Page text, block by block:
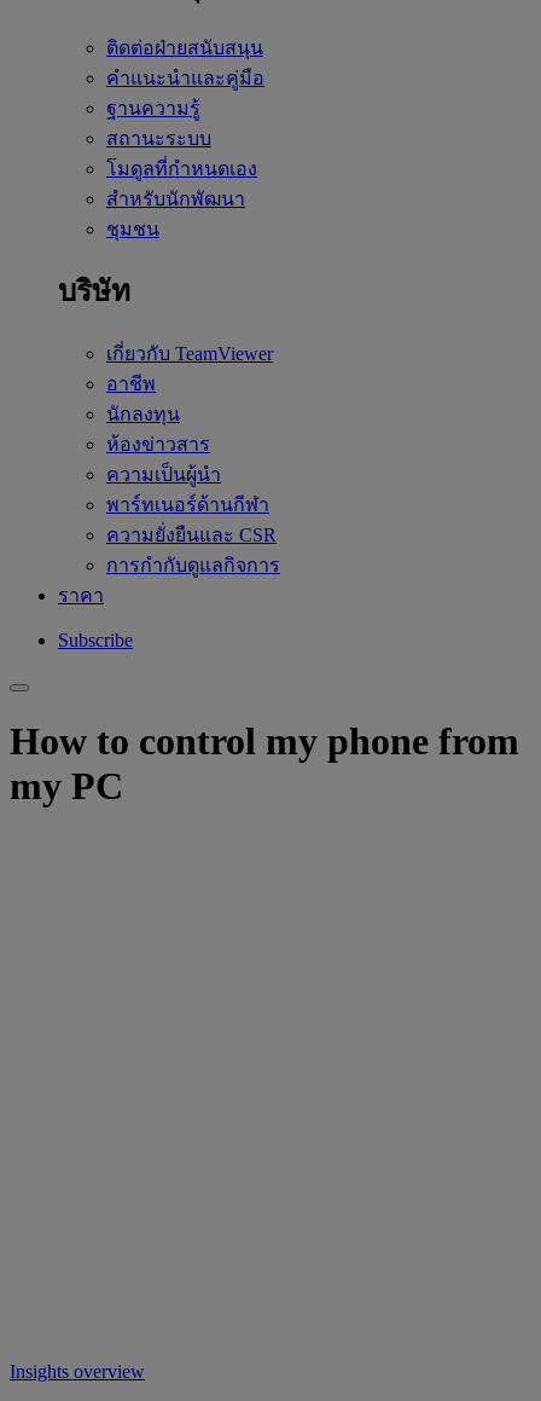
ติดต่อฝ่ายสนับสนุน
คำแนะนำและคู่มือ
ฐานความรู้
สถานะระบบ
โมดูลที่กำหนดเอง
สำหรับนักพัฒนา
ชุมชน
บริษัท
เกี่ยวกับ TeamViewer
อาชีพ
นักลงทุน
ห้องข่าวสาร
ความเป็นผู้นำ
พาร์ทเนอร์ด้านกีฬา
ความยั่งยืนและ CSR
การกำกับดูแลกิจการ
ราคา
Subscribe
How to control my phone from
my PC
Insights overview